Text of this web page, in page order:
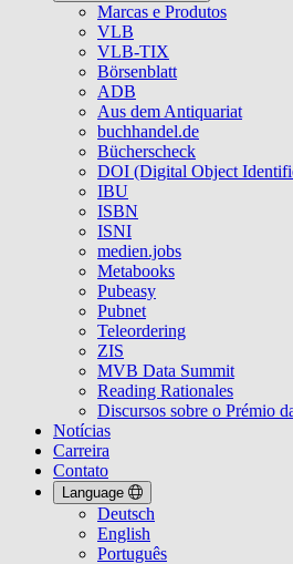
Marcas e Produtos
VLB
VLB-TIX
Börsenblatt
ADB
Aus dem Antiquariat
buchhandel.de
Bücherscheck
DOI (Digital Object
IBU
ISBN
ISNI
medien.jobs
Metabooks
Pubeasy
Pubnet
Teleordering
ZIS
MVB Data Summit
Reading Rationales
Discursos sobre o Prémio
Notícias
Carreira
Contato
Language
Deutsch
English
Português